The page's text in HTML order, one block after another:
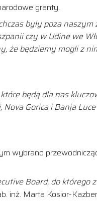
granty.
były poza naszym
czy w Udine we
że będziemy mogli z
będą dla nas
Gorica i Banja Luce
wybrano
Board, do którego
inż. Marta Kosior-